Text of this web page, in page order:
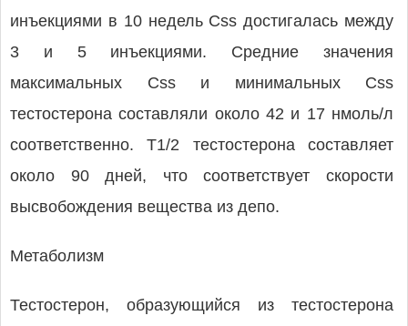
инъекциями в 10 недель Css достигалась между
3 и 5 инъекциями. Средние значения
максимальных Css и минимальных Css
тестостерона составляли около 42 и 17 нмоль/л
соответственно. T1/2 тестостерона составляет
около 90 дней, что соответствует скорости
высвобождения вещества из депо.
Метаболизм
Тестостерон, образующийся из тестостерона